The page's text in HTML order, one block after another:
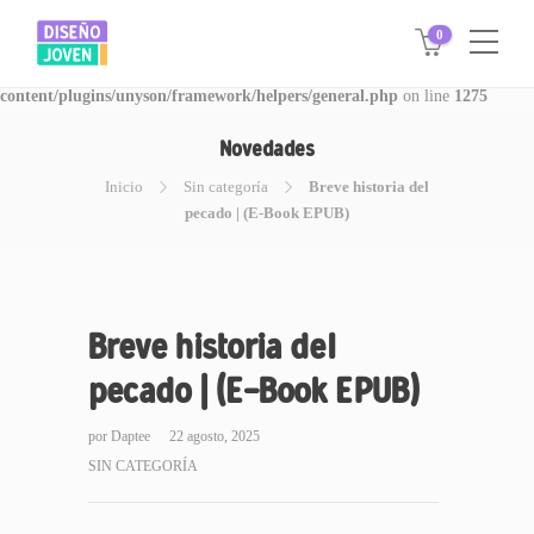
Warning: Invalid argument supplied for foreach() in
/www/disegnojoven.com.ar/htdocs/wp-
content/plugins/unyson/framework/helpers/general.php on line 1275
0
Novedades
Inicio Sin categoría
Breve historia del
pecado | (E-Book EPUB)
Breve historia del
pecado | (E-Book EPUB)
por Daptee
22 agosto, 2025
SIN CATEGORÍA